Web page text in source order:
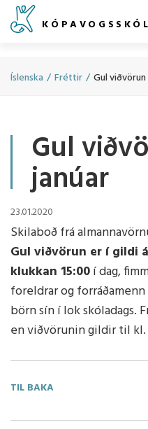
Fara
í
Íslenska / Fréttir / Gul
Gul
janúar
23.01.2020
Skilaboð frá
Gul viðvörun er í gildi
klukkan 15:00í dag,
foreldrar og
börn sín í lok skóladags.
en viðvörunin gildir til kl.
TIL BAKA